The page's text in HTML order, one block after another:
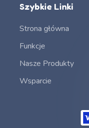
Szybkie Linki
Strona główna
Funkcje
Nasze Produkty
Wsparcie